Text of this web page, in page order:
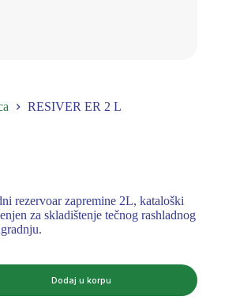
RESIVER ER 2 L
rezervoar zapremine 2L, kataloški
za skladištenje tečnog rashladnog
Dodaj u korpu